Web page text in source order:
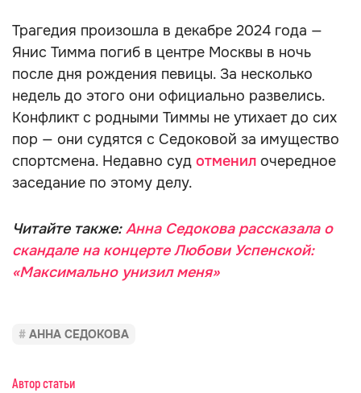
Трагедия произошла в декабре 2024 года —
Янис Тимма погиб в центре Москвы в ночь
после дня рождения певицы. За несколько
недель до этого они официально развелись.
Конфликт с родными Тиммы не утихает до сих
пор — они судятся с Седоковой за имущество
спортсмена. Недавно суд отменил очередное
заседание по этому делу.
Читайте также:Анна Седокова рассказала о
скандале на концерте Любови Успенской:
«Максимально унизил меня»
АННА СЕДОКОВА
Автор статьи